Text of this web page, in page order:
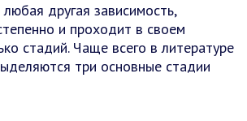
любая другая зависимость,
и проходит в своем
стадий. Чаще всего в литературе
три основные стадии